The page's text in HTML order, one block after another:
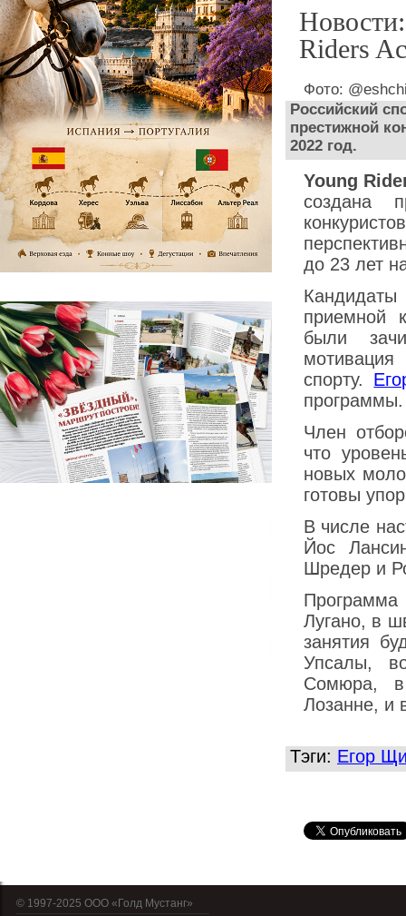
Riders
Фото:
Российский
престижной
2022 год.
Young
создана
до 23 лет
Кандидаты
приемной
были
спорту.
программы.
Член
что
новых
готовы
В числе
Йос
Шредер и
Программа
Лугано, в
занятия
Упсалы,
Сомюра,
Лозанне, и
Тэги: Егор
© 1997-2025 OOO «Голд Мустанг»